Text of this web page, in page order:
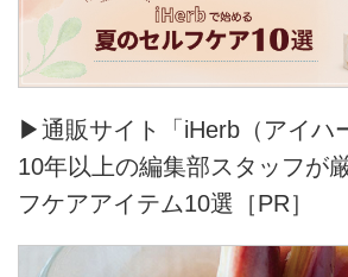
▶通販サイト「iHerb（アイハ
10年以上の編集部スタッフが
フケアアイテム10選［PR］